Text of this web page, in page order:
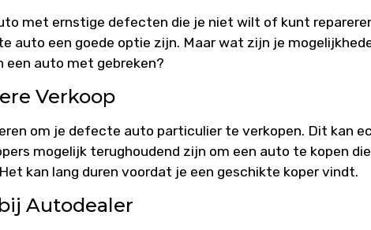
met ernstige defecten die je niet wilt of kunt
auto een goede optie zijn. Maar wat zijn je
een auto met gebreken?
Verkoop
om je defecte auto particulier te verkopen. Dit kan
mogelijk terughoudend zijn om een auto te kopen
kan lang duren voordat je een geschikte koper vindt.
Autodealer